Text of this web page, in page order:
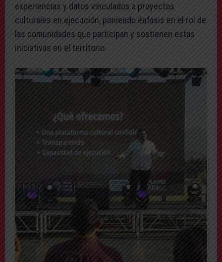
experiencias y datos vinculados a proyectos
culturales en ejecución, poniendo énfasis en el rol de
las comunidades que participan y sostienen estas
iniciativas en el territorio.